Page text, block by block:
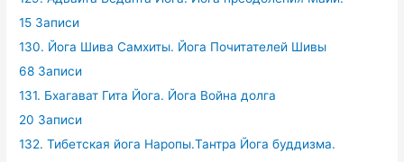
15 Записи
130. Йога Шива Самхиты. Йога Почитателей Шивы
68 Записи
131. Бхагават Гита Йога. Йога Война долга
20 Записи
132. Тибетская йога Наропы.Тантра Йога буддизма.